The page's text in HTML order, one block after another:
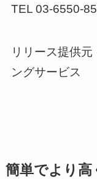
TEL 03-6550-
リリース提供
ングサービス
簡単でより高